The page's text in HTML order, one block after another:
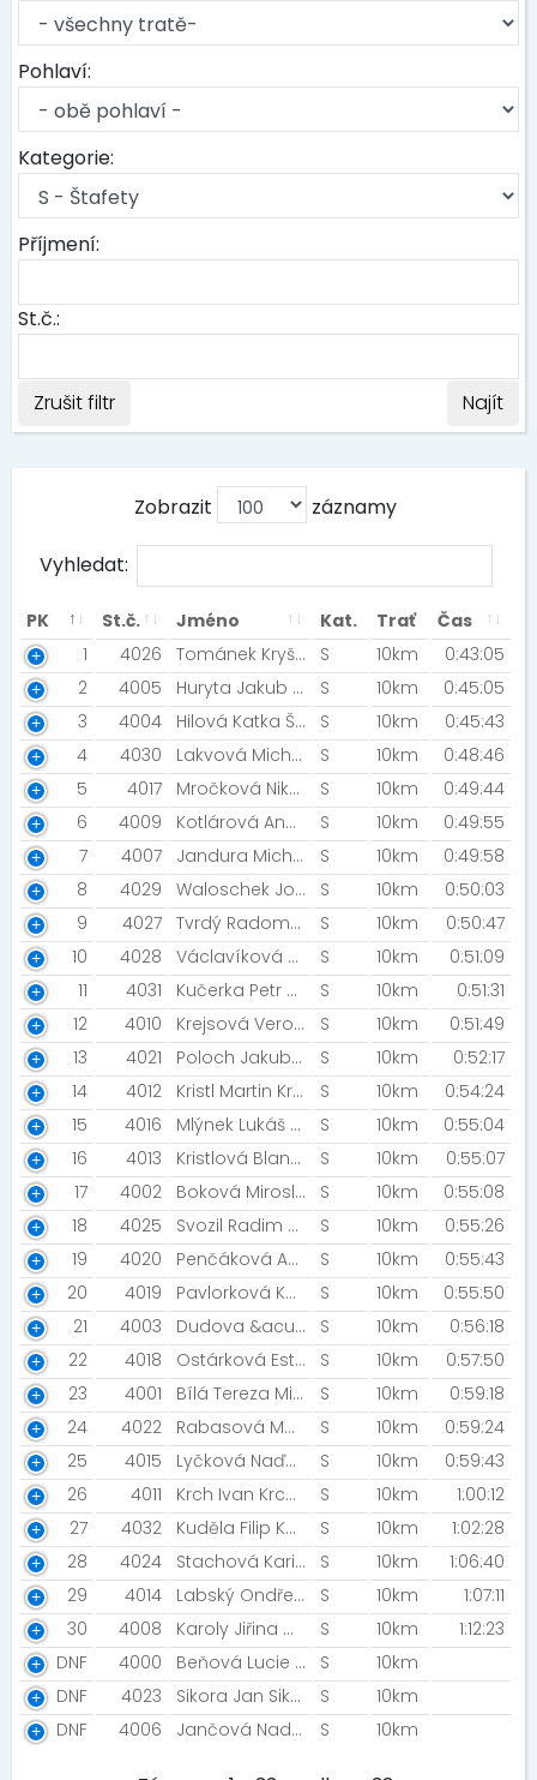
Pohlaví:
Kategorie:
Příjmení:
St.č.:
Zrušit filtr Najít
Zobrazit záznamy
Vyhledat:
PK St.č. Jméno Kat. Trať
Čas
1
4026 Tománek Kryštof Rončka Tobiáš [Pat a Mat ] S 10km
0:43:05
2
4005 Huryta Jakub Damková Johana [Trail2gether Ostrava] S 10km
0:45:05
3
4004 Hilová Katka Škultetyová Nikol [NN Night Run Team] S 10km
0:45:43
4
4030 Lakvová Michaela Kohoutová Jana S 10km
0:48:46
5
4017 Mročková Nikola Mroček Dalibor [Frýdečáci] S 10km
0:49:44
6
4009 Kotlárová Andrea Kotlár Michal [AndyMike] S 10km
0:49:55
7
4007 Jandura Michal Slaný Norbert [Venca a Bodin] S 10km
0:49:58
8
4029 Waloschek Jonáš Waloschek Michael [Rajský Protlak] S 10km
0:50:03
9
4027 Tvrdý Radomír Tvrdá Eliška [Tvrdé játra] S 10km
0:50:47
10
4028 Václavíková Dominika Václavíková Iveta [ ] S 10km
0:51:09
11
4031 Kučerka Petr Pilná Eva [innogy] S 10km
0:51:31
12
4010 Krejsová Veronika Muzička Lukáš [Model] S 10km
0:51:49
13
4021 Poloch Jakub Antel Michal [pr.Ocassing] S 10km
0:52:17
14
4012 Kristl Martin Kristl Matěj [2M] S 10km
0:54:24
15
4016 Mlýnek Lukáš Pušková Gabriela [RunVous] S 10km
0:55:04
16
4013 Kristlová Blanka Lutzová Martina [DVOJKY] S 10km
0:55:07
17
4002 Boková Miroslava Pavlusová Kateřina [Tělocvikářky] S 10km
0:55:08
18
4025 Svozil Radim Varečka Ondřej [Malý a Menší] S 10km
0:55:26
19
4020 Penčáková Aneta [MIZUNO TEAM] S 10km
0:55:43
20
4019 Pavlorková Kateřina Maschke Zuzana [Zralé krásky] S 10km
0:55:50
21
4003 Dudova &acute; Klara Valenčínova Adéla [Vratimovská smetana ] S 10km
0:56:18
22
4018 Ostárková Ester Ostárková Sára [Děvuchy z Prajzské] S 10km
0:57:50
23
4001 Bílá Tereza Mironidis Radek [TERAD] S 10km
0:59:18
24
4022 Rabasová Martina Hanzelková Zuzana [Malá a Velká] S 10km
0:59:24
25
4015 Lyčková Naďa Kubíčková Pavla [Běhny] S 10km
0:59:43
26
4011 Krch Ivan Krchová Blanka [Máma běží] S 10km
1:00:12
27
4032 Kuděla Filip Kuděla Jan [NICMOCBOYS] S 10km
1:02:28
28
4024 Stachová Karin Vaněk Petr [Kráska a zvíře] S 10km
1:06:40
29
4014 Labský Ondřej Labská Petra [Máma a syn] S 10km
1:07:11
30
4008 Karoly Jiřina Chudějová Šárka [Prostě běž!] S 10km
1:12:23
DNF
4000 Beňová Lucie Čeladínová Marcela [Mňamis ] S
10km
DNF
4023 Sikora Jan Sikora Natan [ABI Team] S
10km
DNF
4006 Jančová Naděžda Janča Martin [Makronky ] S 10km